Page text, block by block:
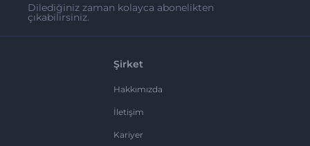
Dilediğiniz zaman kolayca abonelikten
çıkabilirsiniz.
Şirket
Hakkımızda
İletişim
Kariyer